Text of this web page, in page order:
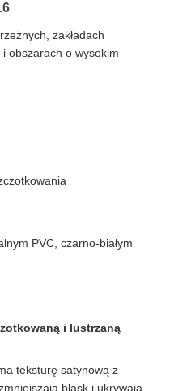
zakładach
obszarach o wysokim
PVC, czarno-białym
i lustrzaną
teksturę satynową z
blask i ukrywają